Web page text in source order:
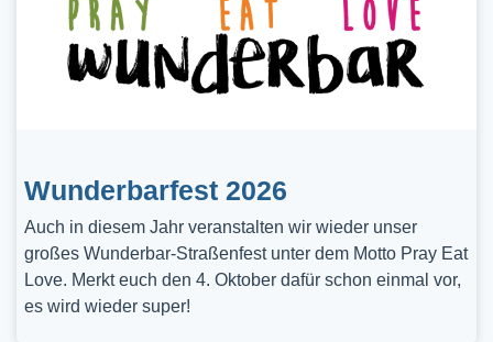
Wunderbarfest 2026
Auch in diesem Jahr veranstalten wir wieder unser
großes Wunderbar-Straßenfest unter dem Motto Pray Eat
Love. Merkt euch den 4. Oktober dafür schon einmal vor,
es wird wieder super!